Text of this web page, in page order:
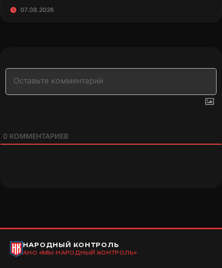
07.08.2026
0 КОММЕНТАРИЕВ
НАРОДНЫЙ КОНТРОЛЬ
АНО «МЫ-НАРОДНЫЙ КОНТРОЛЬ»